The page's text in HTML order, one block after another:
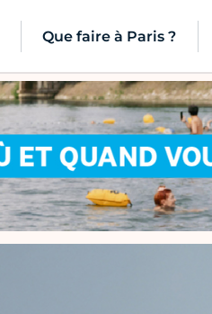
Que faire à Paris ?